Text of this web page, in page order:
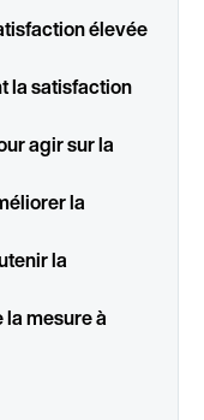
élevée
la satisfaction
agir sur la
la
la
mesure à